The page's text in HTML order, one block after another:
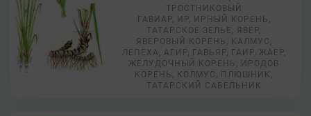
ТРОСТНИКОВЫЙ
ГАВИАР, ИР, ИРНЫЙ КОРЕНЬ,
ТАТАРСКОЕ ЗЕЛЬЕ, ЯВЕР,
ЯВЕРОВЫЙ КОРЕНЬ, КАЛМУС,
ЛЕПЕХА, АГИР, ГАВЬЯР, ГАИР, ЖАЕР,
ЖЕЛУДОЧНЫЙ КОРЕНЬ, ИРОДОВ
КОРЕНЬ, КОЛМУС, ПЛЮШНИК,
ТАТАРСКИЙ САБЕЛЬНИК